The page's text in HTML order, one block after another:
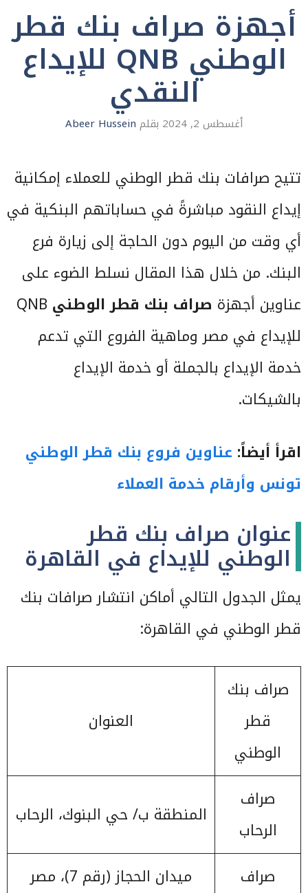
أجهزة صراف بنك قطر
الوطني QNB للإيداع
النقدي
أغسطس 2, 2024 بقلم Abeer Hussein
تتيح صرافات بنك قطر الوطني للعملاء إمكانية
إيداع النقود مباشرةً في حساباتهم البنكية في
أي وقت من اليوم دون الحاجة إلى زيارة فرع
البنك. من خلال هذا المقال نسلط الضوء على
عناوين أجهزة صراف بنك قطر الوطني QNB
للإيداع في مصر وماهية الفروع التي تدعم
خدمة الإيداع بالجملة أو خدمة الإيداع
بالشيكات.
اقرأ أيضاً: عناوين فروع بنك قطر الوطني
تونس وأرقام خدمة العملاء
عنوان صراف بنك قطر
الوطني للإيداع في القاهرة
يمثل الجدول التالي أماكن انتشار صرافات بنك
قطر الوطني في القاهرة:
صراف بنك
قطر
الوطني
العنوان
صراف
الرحاب
المنطقة ب/ حي البنوك، الرحاب
صراف
ميدان الحجاز (رقم 7)، مصر